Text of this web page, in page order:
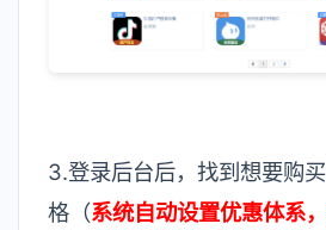
3.登录后台后，找到想要购
格（系统自动设置优惠体系